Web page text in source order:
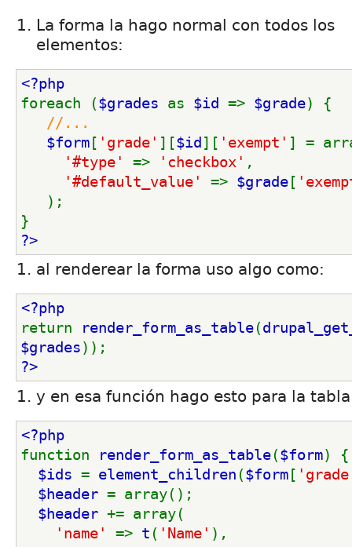
La forma la hago normal con todos los
elementos:
<?php
foreach ($grades as $id => $grade) {
//...
$form[ 'grade' ][$id][ 'exempt' ] =
'#type' => 'checkbox' ,
'#default_value' => $grade[
);
}
?>
al renderear la forma uso algo como:
<?php
return
render_form_as_table(
$grades));
?>
y en esa función hago esto para la
<?php
function
render_form_as_table($form) {
$ids = element_children ($form[
$header = array();
$header += array(
'name' => t ( 'Name' ),